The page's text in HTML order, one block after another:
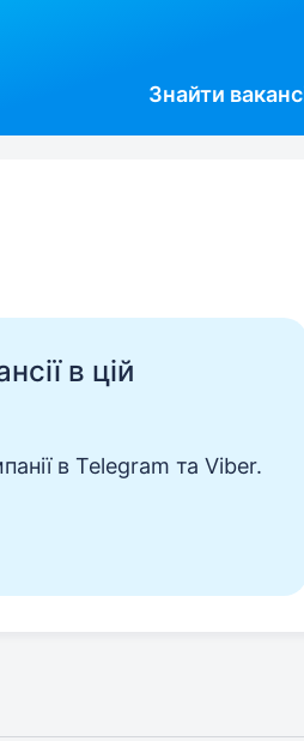
Знайти
в цій
в Telegram та Viber.